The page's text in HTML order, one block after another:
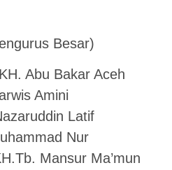
Besar)
Abu Bakar Aceh
Amini
Latif
Nur
Mansur Ma’mun